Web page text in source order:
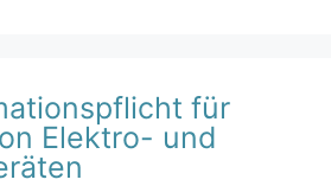
für
Elektro- und